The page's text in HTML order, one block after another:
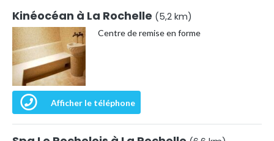
Kinéocéan à La Rochelle (5,2 km)
Centre de remise en forme
Afficher le téléphone